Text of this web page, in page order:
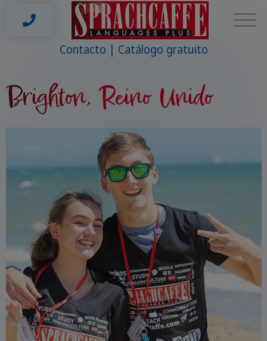
Contacto Catálogo gratuito
Brighton, Reino Unido